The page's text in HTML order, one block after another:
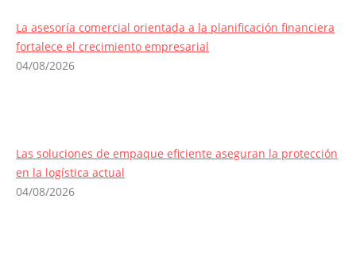
La asesoría comercial orientada a la planificación financiera
fortalece el crecimiento empresarial
04/08/2026
Las soluciones de empaque eficiente aseguran la protección
en la logística actual
04/08/2026